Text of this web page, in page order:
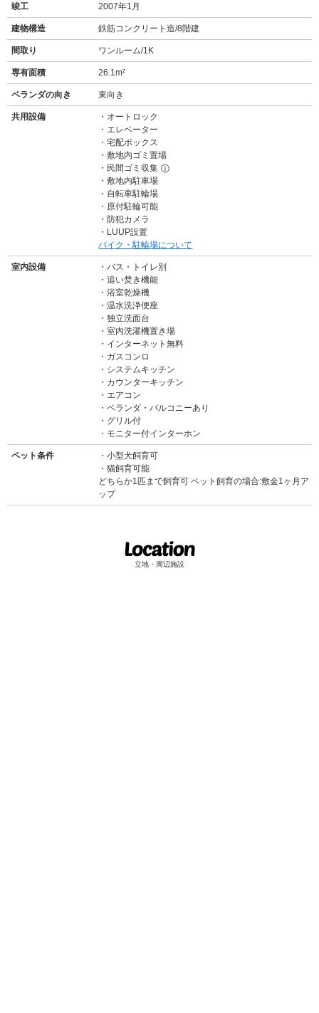
竣工 2007年1月
建物構造 鉄筋コンクリート造/8階建
間取り ワンルーム/1K
専有面積 26.1m²
ベランダの向き 東向き
共用設備
オートロック
エレベーター
宅配ボックス
敷地内ゴミ置場
民間ゴミ収集 ⓘ
敷地内駐車場
自転車駐輪場
原付駐輪可能
防犯カメラ
LUUP設置
バイク・駐輪場について
室内設備
バス・トイレ別
追い焚き機能
浴室乾燥機
温水洗浄便座
独立洗面台
室内洗濯機置き場
インターネット無料
ガスコンロ
システムキッチン
カウンターキッチン
エアコン
ベランダ・バルコニーあり
グリル付
モニター付インターホン
ペット条件
小型犬飼育可
猫飼育可能
どちらか1匹まで飼育可 ペット飼育の場合:敷金1ヶ月ア
ップ
立地・周辺施設